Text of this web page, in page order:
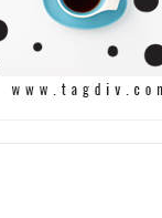
Байланыс Жарнама